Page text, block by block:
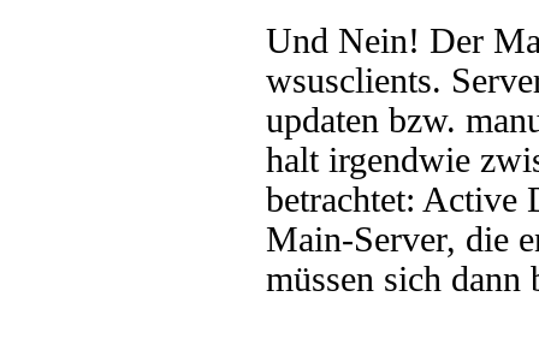
Und Nein! Der
wsusclients.
updaten bzw.
halt irgendwie
betrachtet: Active
Main-Server, die
müssen sich